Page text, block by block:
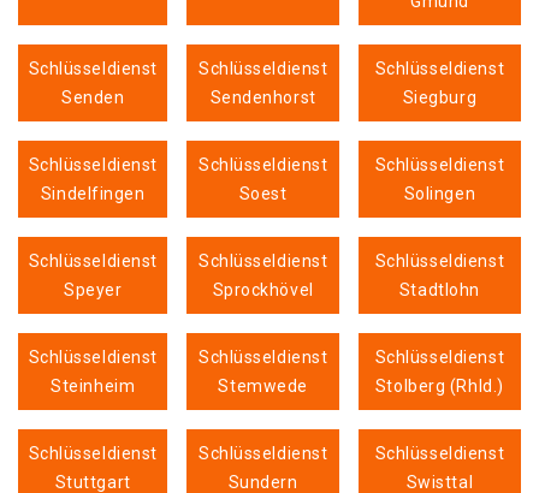
Schlüsseldienst
Senden
Schlüsseldienst
Sendenhorst
Schlüsseldienst
Siegburg
Schlüsseldienst
Sindelfingen
Schlüsseldienst
Soest
Schlüsseldienst
Solingen
Schlüsseldienst
Speyer
Schlüsseldienst
Sprockhövel
Schlüsseldienst
Stadtlohn
Schlüsseldienst
Steinheim
Schlüsseldienst
Stemwede
Schlüsseldienst
Stolberg (Rhld.)
Schlüsseldienst
Stuttgart
Schlüsseldienst
Sundern
Schlüsseldienst
Swisttal